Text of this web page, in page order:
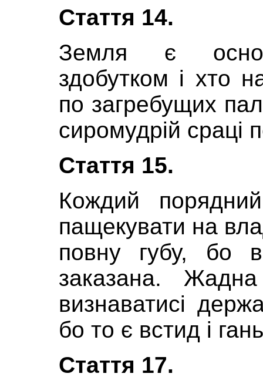
Стаття 14.
Земля є
здобутком і хто
по загребущих
сиромудрій сраці
Стаття 15.
Кождий
пащекувати на
повну губу, бо
заказана.
визнаватисі
бо то є встид і
Стаття 17.